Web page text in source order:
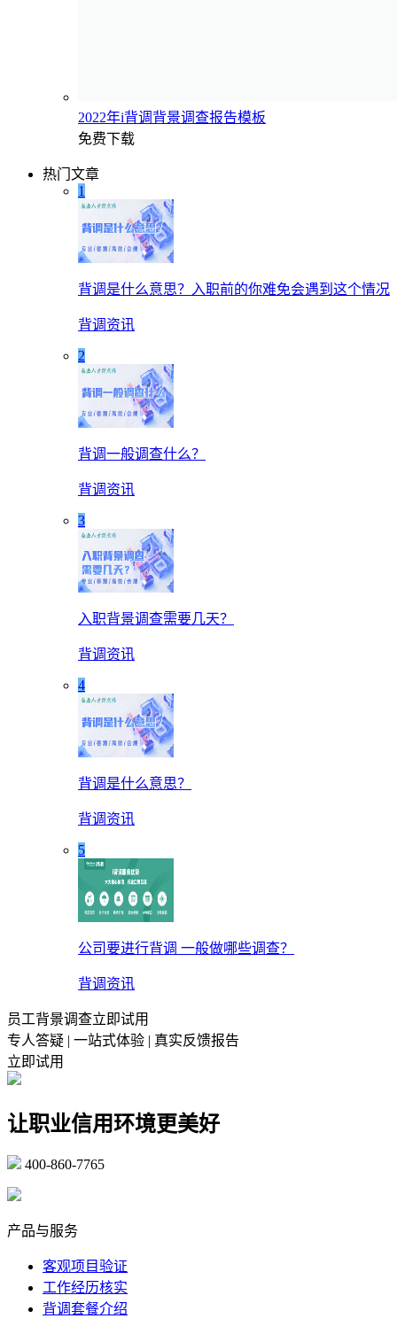
2022年i背调背景调查报告模板
免费下载
热门文章
1
背调是什么意思？入职前的你难免会遇到这个情况
背调资讯
2
背调一般调查什么？
背调资讯
3
入职背景调查需要几天？
背调资讯
4
背调是什么意思？
背调资讯
5
公司要进行背调 一般做哪些调查？
背调资讯
员工背景调查立即试用
专人答疑 | 一站式体验 | 真实反馈报告
立即试用
让职业信用环境更美好
400-860-7765
产品与服务
客观项目验证
工作经历核实
背调套餐介绍